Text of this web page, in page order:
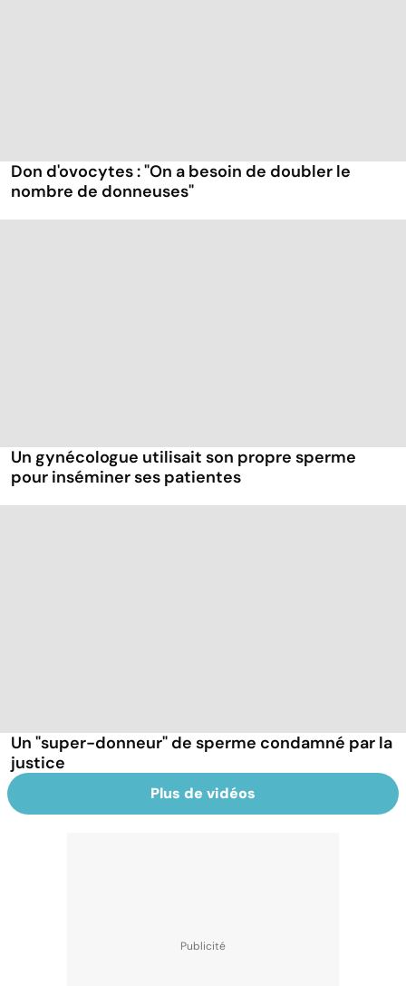
Don d'ovocytes : "On a besoin de doubler le
nombre de donneuses"
Un gynécologue utilisait son propre sperme
pour inséminer ses patientes
Un "super-donneur" de sperme condamné par la
justice
Plus de vidéos